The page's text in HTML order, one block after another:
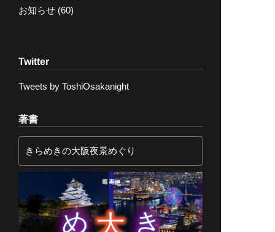
お知らせ (60)
Twitter
Tweets by ToshiOsakanight
著書
きらめきの大阪夜景めぐり